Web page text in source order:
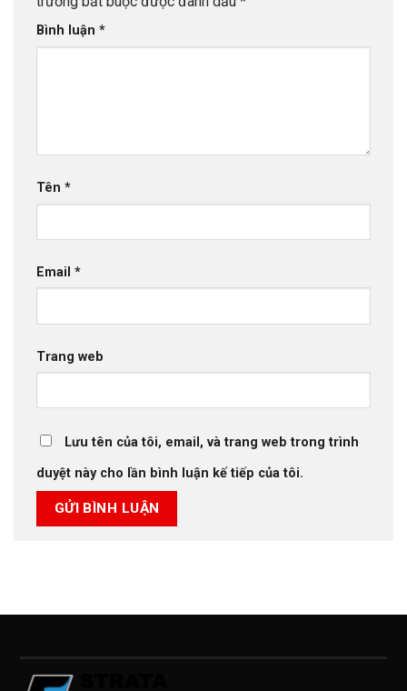
Bình luận *
Tên *
Email *
Trang web
Lưu tên của tôi, email, và trang web trong trình
duyệt này cho lần bình luận kế tiếp của tôi.